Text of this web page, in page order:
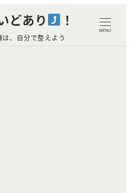
どあり ！
は、自分で整えよう
MENU